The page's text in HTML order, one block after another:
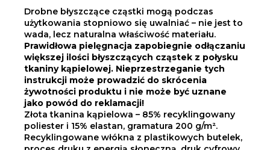
Drobne błyszczące cząstki mogą podczas
użytkowania stopniowo się uwalniać – nie jest to
wada, lecz naturalna właściwość materiału.
Prawidłowa pielęgnacja zapobiegnie odłączaniu
większej ilości błyszczących cząstek z połysku
tkaniny kąpielowej. Nieprzestrzeganie tych
instrukcji może prowadzić do skrócenia
żywotności produktu i nie może być uznane
jako powód do reklamacji!
Złota tkanina kąpielowa – 85% recyklingowany
poliester i 15% elastan, gramatura 200 g/m².
Recyklingowane włókna z plastikowych butelek,